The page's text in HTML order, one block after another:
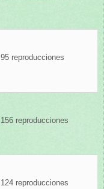
95 reproducciones
156 reproducciones
124 reproducciones